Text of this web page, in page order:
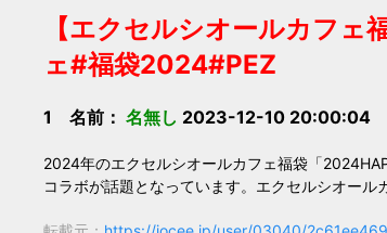
【エクセルシオールカフ
ェ#福袋2024#PEZ
1 名前： 名無し 2023-12-10 20:00:04
2024年のエクセルシオールカフェ福袋「
コラボが話題となっています。エクセルシオール